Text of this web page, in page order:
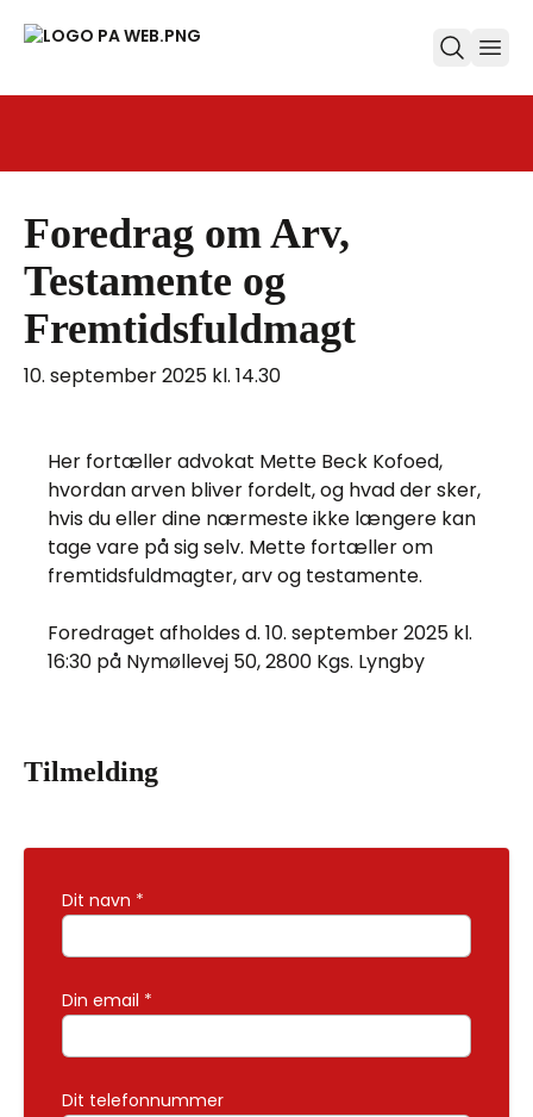
open
Foredrag om Arv,
Testamente og
Fremtidsfuldmagt
10. september 2025 kl. 14.30
Her fortæller advokat Mette Beck Kofoed,
hvordan arven bliver fordelt, og hvad der sker,
hvis du eller dine nærmeste ikke længere kan
tage vare på sig selv. Mette fortæller om
fremtidsfuldmagter, arv og testamente.
Foredraget afholdes d. 10. september 2025 kl.
16:30 på Nymøllevej 50, 2800 Kgs. Lyngby
Tilmelding
Dit navn *
Din email *
Dit telefonnummer